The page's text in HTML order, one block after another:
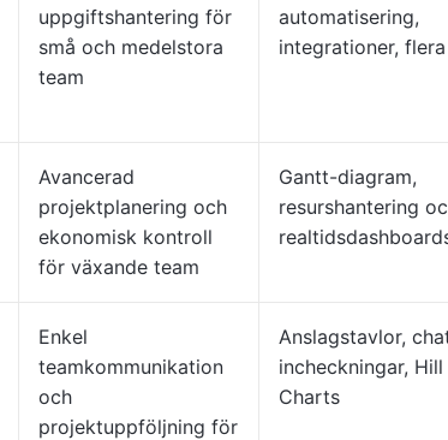
uppgiftshantering för
små och medelstora
team
automatisering,
integrationer,
Avancerad
projektplanering och
ekonomisk kontroll
för växande team
Gantt-diagram,
resurshantering
Enkel
teamkommunikation
och
projektuppföljning för
Anslagstavlor,
incheckningar, Hill
Charts